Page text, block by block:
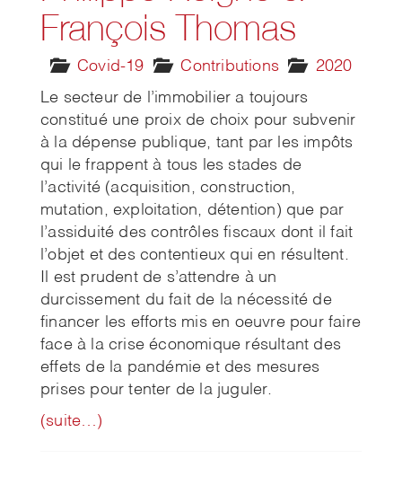
François Thomas
2020
Contributions
Covid-19
Le secteur de l’immobilier a toujours
constitué une proix de choix pour subvenir
à la dépense publique, tant par les impôts
qui le frappent à tous les stades de
l’activité (acquisition, construction,
mutation, exploitation, détention) que par
l’assiduité des contrôles fiscaux dont il fait
l’objet et des contentieux qui en résultent.
Il est prudent de s’attendre à un
durcissement du fait de la nécessité de
financer les efforts mis en oeuvre pour faire
face à la crise économique résultant des
effets de la pandémie et des mesures
prises pour tenter de la juguler.
(suite…)